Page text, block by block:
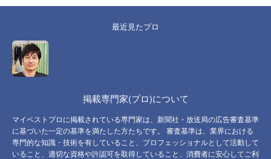
最近見たプロ
掲載専門家(プロ)について
マイベストプロに掲載されている専門家は、新聞社・放送局の広告審査基準
に基づいた一定の基準を満たした方たちです。 審査基準は、業界における
専門的な知識・技術を有していること、プロフェッショナルとして活動して
いること、適切な資格や許認可を取得していること、消費者に安心してご利